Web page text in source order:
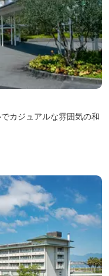
カジュアルな雰囲気の和